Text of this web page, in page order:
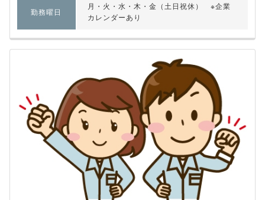
勤務曜日
月・火・水・木・金（土日祝休） ※企業
カレンダーあり